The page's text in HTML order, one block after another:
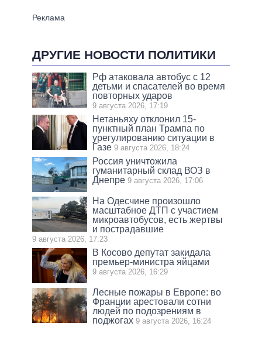
ДРУГИЕ НОВОСТИ ПОЛИТИКИ
Рф атаковала автобус с 12
детьми и спасателей во время
повторных ударов
9 августа 2026, 17:19
Нетаньяху отклонил 15-
пунктный план Трампа по
урегулированию ситуации в
Газе 9 августа 2026, 18:24
Россия уничтожила
гуманитарный склад ВОЗ в
Днепре 9 августа 2026, 17:06
На Одесчине произошло
масштабное ДТП с участием
микроавтобусов, есть жертвы
и пострадавшие
9 августа 2026, 17:23
В Косово депутат закидала
премьер-министра яйцами
9 августа 2026, 16:29
Лесные пожары в Европе: во
Франции арестовали сотни
людей по подозрениям в
поджогах 9 августа 2026, 16:24